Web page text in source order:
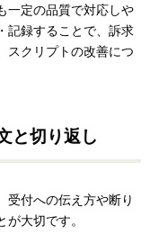
一定の品質で対応しや
記録することで、訴求
スクリプトの改善につ
と切り返し
受付への伝え方や断り
大切です。